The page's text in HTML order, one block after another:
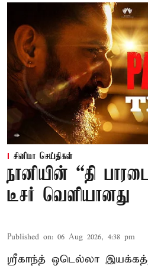
சினிமா செய்திகள்
நானியின் “தி
டீசர் வெளியானது
Published on: 06 Aug 2026, 4:38 pm
ஸ்ரீகாந்த் ஒடெல்லா